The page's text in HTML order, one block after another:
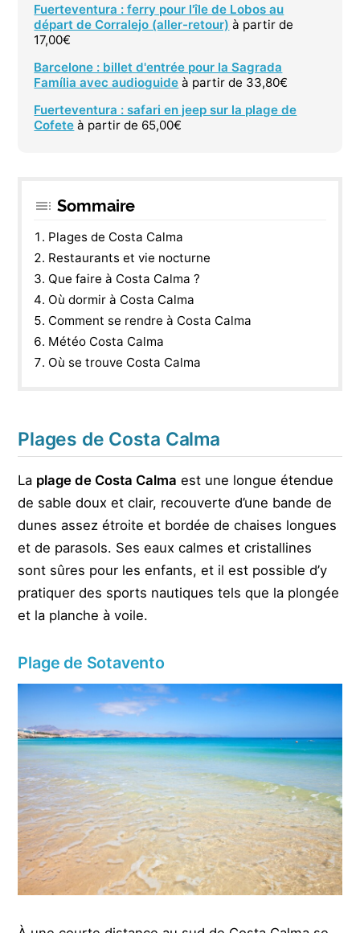
Fuerteventura : ferry pour l'île de Lobos au
départ de Corralejo (aller-retour) à partir de
17,00€
Barcelone : billet d'entrée pour la Sagrada
Família avec audioguide à partir de 33,80€
Fuerteventura : safari en jeep sur la plage de
Cofete à partir de 65,00€
Sommaire
Plages de Costa Calma
Restaurants et vie nocturne
Que faire à Costa Calma ?
Où dormir à Costa Calma
Comment se rendre à Costa Calma
Météo Costa Calma
Où se trouve Costa Calma
Plages de Costa Calma
La plage de Costa Calma est une longue étendue
de sable doux et clair, recouverte d’une bande de
dunes assez étroite et bordée de chaises longues
et de parasols. Ses eaux calmes et cristallines
sont sûres pour les enfants, et il est possible d’y
pratiquer des sports nautiques tels que la plongée
et la planche à voile.
Plage de Sotavento